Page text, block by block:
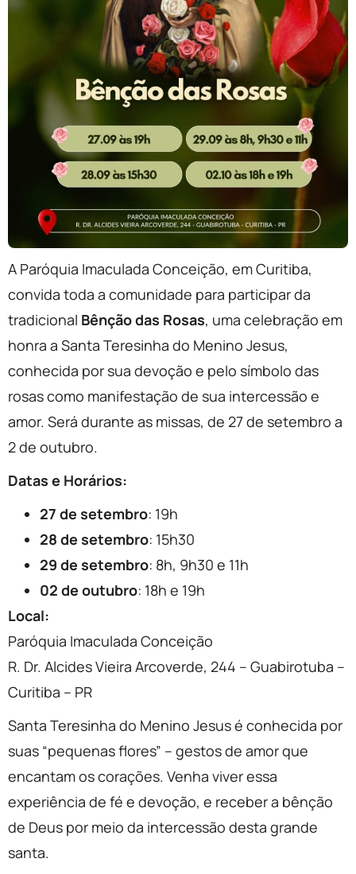
A Paróquia Imaculada Conceição, em Curitiba,
convida toda a comunidade para participar da
tradicional Bênção das Rosas, uma celebração em
honra a Santa Teresinha do Menino Jesus,
conhecida por sua devoção e pelo símbolo das
rosas como manifestação de sua intercessão e
amor. Será durante as missas, de 27 de setembro a
2 de outubro.
Datas e Horários:
27 de setembro: 19h
28 de setembro: 15h30
29 de setembro: 8h, 9h30 e 11h
02 de outubro: 18h e 19h
Local:
Paróquia Imaculada Conceição
R. Dr. Alcides Vieira Arcoverde, 244 – Guabirotuba –
Curitiba – PR
Santa Teresinha do Menino Jesus é conhecida por
suas “pequenas flores” – gestos de amor que
encantam os corações. Venha viver essa
experiência de fé e devoção, e receber a bênção
de Deus por meio da intercessão desta grande
santa.